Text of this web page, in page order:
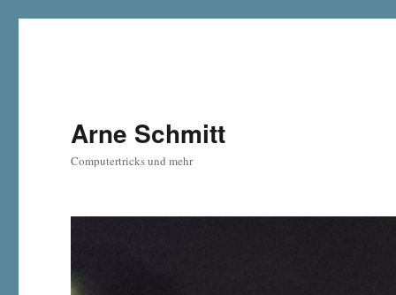
Arne Schmitt
Computertricks und mehr